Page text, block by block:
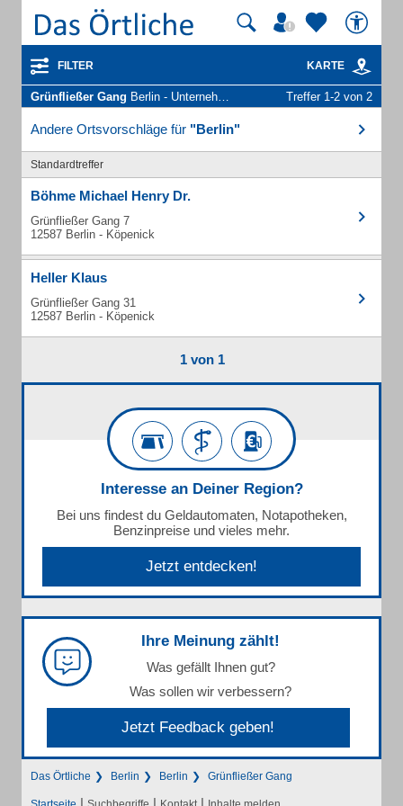
FILTER KARTE
Grünfließer Gang Berlin - Unternehmen und Personen Treffer 1-2 von 2
Andere Ortsvorschläge für "Berlin"
Standardtreffer
Böhme Michael Henry Dr.
Grünfließer Gang 7
12587 Berlin - Köpenick
Heller Klaus
Grünfließer Gang 31
12587 Berlin - Köpenick
1 von 1
Interesse an Deiner Region?
Bei uns findest du Geldautomaten, Notapotheken,
Benzinpreise und vieles mehr.
Jetzt entdecken!
Ihre Meinung zählt!
Was gefällt Ihnen gut?
Was sollen wir verbessern?
Jetzt Feedback geben!
Das Örtliche Berlin Berlin Grünfließer Gang
| | |